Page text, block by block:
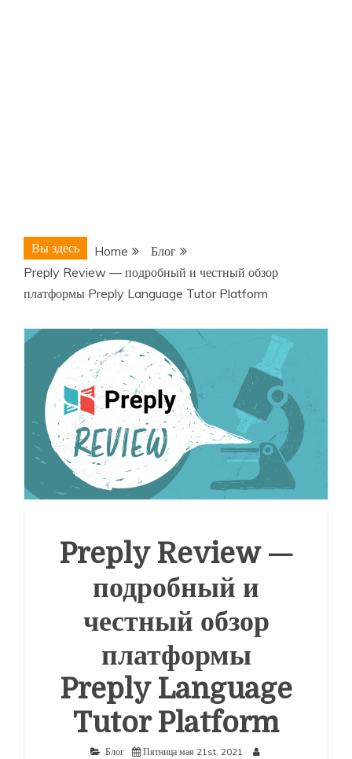
Вы здесь Home
Блог
Preply Review — подробный и честный обзор
платформы Preply Language Tutor Platform
Preply Review —
подробный и
честный обзор
платформы
Preply Language
Tutor Platform
Блог
Пятница мая 21st, 2021